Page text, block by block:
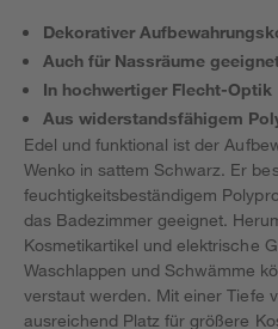
Dekorativer
Auch für Nassräume
In hochwertiger Flecht-Optik
Aus widerstandsfähigem
Edel und funktional ist der
Wenko in sattem Schwarz. Er
feuchtigkeitsbeständigem
das Badezimmer geeignet.
Kosmetikartikel und elektrische
Waschlappen und Schwämme
verstaut werden. Mit einer Tiefe
ausreichend Platz für größere